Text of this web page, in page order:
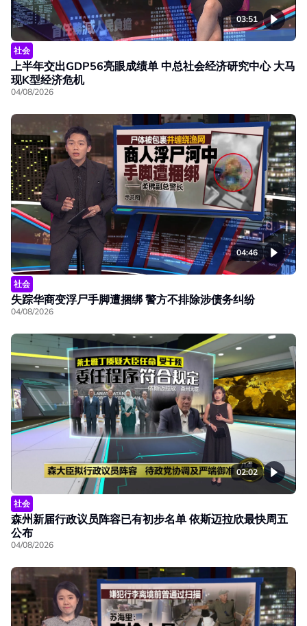
03:51
社会
上半年交出GDP56亮眼成绩单 中总社会经济研究中心 大马
现K型经济危机
04/08/2026
04:46
社会
失踪华商变浮尸手脚遭捆绑 警方不排除涉债务纠纷
04/08/2026
02:02
社会
森州新届行政议员阵容已有初步名单 依斯迈拉欣最快周五
公布
04/08/2026